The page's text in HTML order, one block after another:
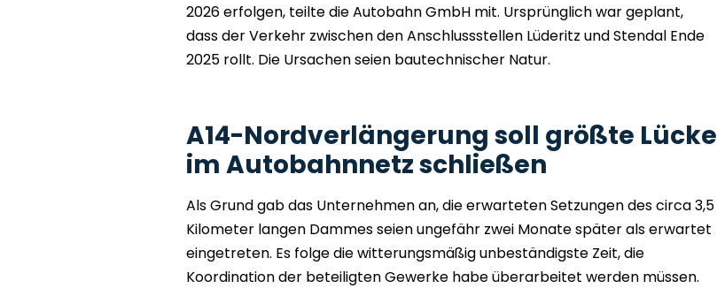
2026 erfolgen, teilte die Autobahn GmbH mit. Ursprünglich war geplant,
dass der Verkehr zwischen den Anschlussstellen Lüderitz und Stendal Ende
2025 rollt. Die Ursachen seien bautechnischer Natur.
A14-Nordverlängerung soll größte Lücke
im Autobahnnetz schließen
Als Grund gab das Unternehmen an, die erwarteten Setzungen des circa 3,5
Kilometer langen Dammes seien ungefähr zwei Monate später als erwartet
eingetreten. Es folge die witterungsmäßig unbeständigste Zeit, die
Koordination der beteiligten Gewerke habe überarbeitet werden müssen.